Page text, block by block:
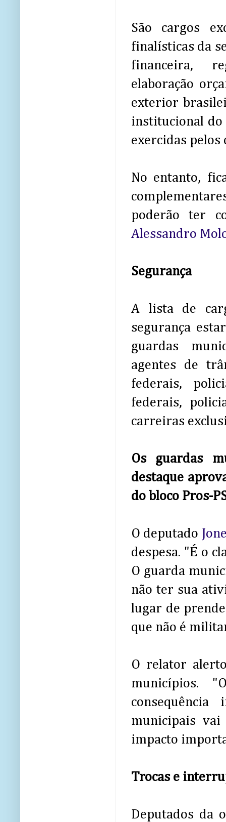
São cargos
finalísticas da
financeira,
elaboração
exterior
institucional do
exercidas pelos
No entanto,
poderão ter
Alessandro
Segurança
A lista de
segurança
guardas
agentes de
federais,
federais,
carreiras
Os guardas
destaque
do bloco Pros-
O deputado
despesa. "É o
O guarda
não ter sua
lugar de
que não é
O relator
municípios.
municipais
impacto
Trocas e
Deputados da